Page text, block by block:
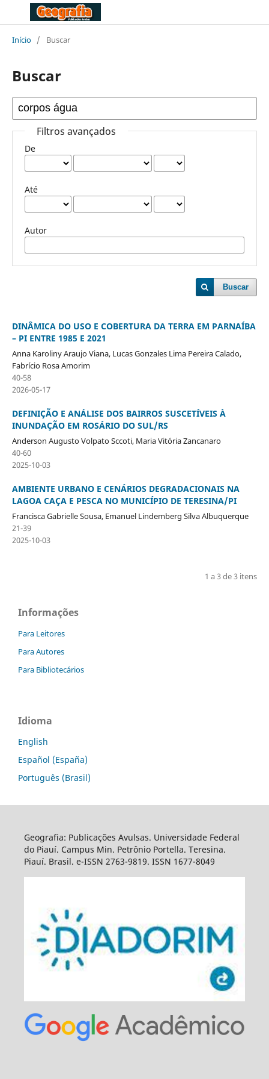
Início / Buscar
Buscar
Filtros avançados
De
Até
Autor
Buscar
DINÂMICA DO USO E COBERTURA DA TERRA EM PARNAÍBA
– PI ENTRE 1985 E 2021
Anna Karoliny Araujo Viana, Lucas Gonzales Lima Pereira Calado,
Fabrício Rosa Amorim
40-58
2026-05-17
DEFINIÇÃO E ANÁLISE DOS BAIRROS SUSCETÍVEIS À
INUNDAÇÃO EM ROSÁRIO DO SUL/RS
Anderson Augusto Volpato Sccoti, Maria Vitória Zancanaro
40-60
2025-10-03
AMBIENTE URBANO E CENÁRIOS DEGRADACIONAIS NA
LAGOA CAÇA E PESCA NO MUNICÍPIO DE TERESINA/PI
Francisca Gabrielle Sousa, Emanuel Lindemberg Silva Albuquerque
21-39
2025-10-03
1 a 3 de 3 itens
Informações
Para Leitores
Para Autores
Para Bibliotecários
Idioma
English
Español (España)
Português (Brasil)
Geografia: Publicações Avulsas. Universidade Federal
do Piauí. Campus Min. Petrônio Portella. Teresina.
Piauí. Brasil. e-ISSN 2763-9819. ISSN 1677-8049